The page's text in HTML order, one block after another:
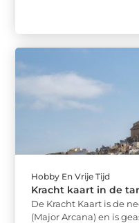
Hobby En Vrije Tijd
Kracht kaart in de
De Kracht Kaart is de
(Major Arcana) en is